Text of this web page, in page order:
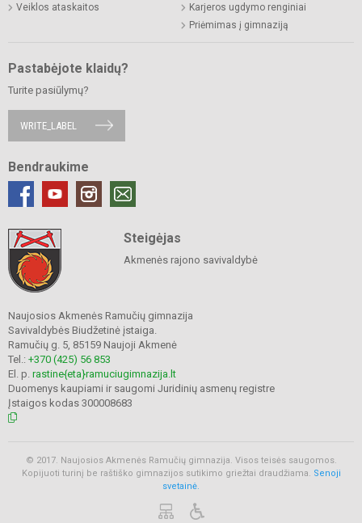
Veiklos ataskaitos
Karjeros ugdymo renginiai
Priėmimas į gimnaziją
Pastabėjote klaidų?
Turite pasiūlymų?
WRITE_LABEL
Bendraukime
Steigėjas
Akmenės rajono savivaldybė
Naujosios Akmenės Ramučių gimnazija
Savivaldybės Biudžetinė įstaiga.
Ramučių g. 5, 85159 Naujoji Akmenė
Tel.: +370 (425) 56 853
El. p. rastine{eta}ramuciugimnazija.lt
Duomenys kaupiami ir saugomi Juridinių asmenų registre
Įstaigos kodas 300008683
© 2017. Naujosios Akmenės Ramučių gimnazija. Visos teisės saugomos.
Kopijuoti turinį be raštiško gimnazijos sutikimo griežtai draudžiama. Senoji
svetainė.